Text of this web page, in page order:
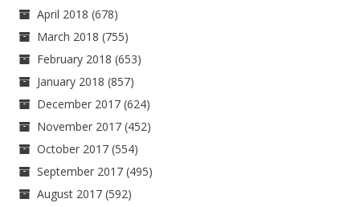
April 2018 (678)
March 2018 (755)
February 2018 (653)
January 2018 (857)
December 2017 (624)
November 2017 (452)
October 2017 (554)
September 2017 (495)
August 2017 (592)